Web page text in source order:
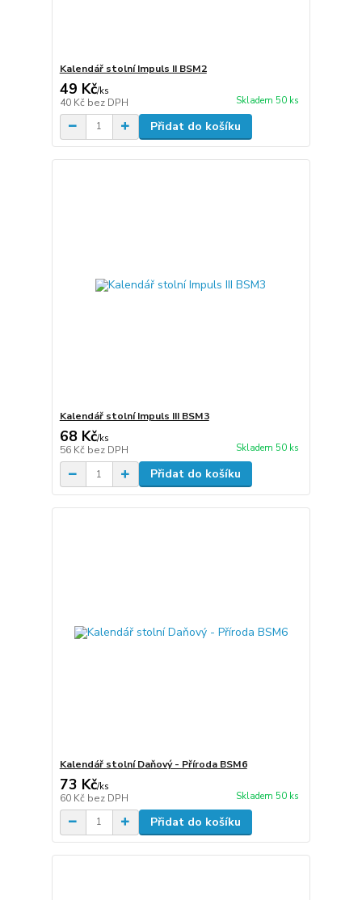
Kalendář stolní Impuls II BSM2
49 Kč/ks
40 Kč bez DPH Skladem 50 ks
Přidat do košíku
Kalendář stolní Impuls III BSM3
68 Kč/ks
56 Kč bez DPH Skladem 50 ks
Přidat do košíku
Kalendář stolní Daňový - Příroda BSM6
73 Kč/ks
60 Kč bez DPH Skladem 50 ks
Přidat do košíku